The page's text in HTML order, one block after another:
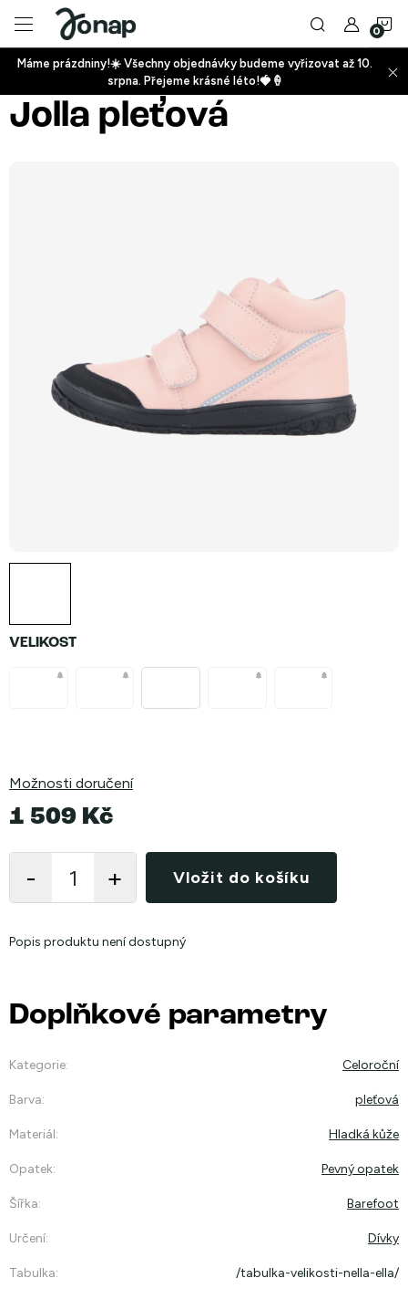
obsah
+
Máme prázdniny!☀️ Všechny objednávky budeme vyřizovat až 10.
srpna. Přejeme krásné léto!🍓🍦
Jolla pleťová
VELIKOST
Možnosti doručení
1 509 Kč
cena:
Vložit do košíku
Popis produktu není dostupný
Doplňkové parametry
Kategorie: Celoroční
Barva: pleťová
Materiál: Hladká kůže
Opatek: Pevný opatek
Šířka: Barefoot
Určení: Dívky
Tabulka: /tabulka-velikosti-nella-ella/